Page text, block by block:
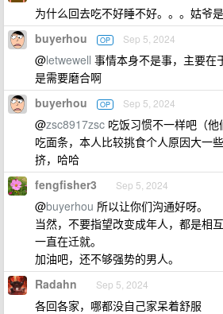
为什么回去吃不好睡不好。。。姑爷
buyerhou OP Sep 5, 2024
@letwewell 事情本身不是事，主要在
是需要磨合啊
buyerhou OP Sep 5, 2024
@zsc8917zsc 吃饭习惯不一样吧（
吃面条，本人比较挑食个人原因大一
挤，哈哈
fengfisher3 Sep 5, 2024
@buyerhou 所以让你们沟通好呀。
当然，不要指望改变成年人，都是相
一直在迁就。
加油吧，还不够强势的男人。
Radahn Sep 5, 2024
各回各家，哪都没自己家呆着舒服